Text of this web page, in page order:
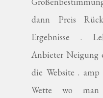
dann Preis
Ergebnisse .
Anbieter Neigung
die Website .
Wette wo